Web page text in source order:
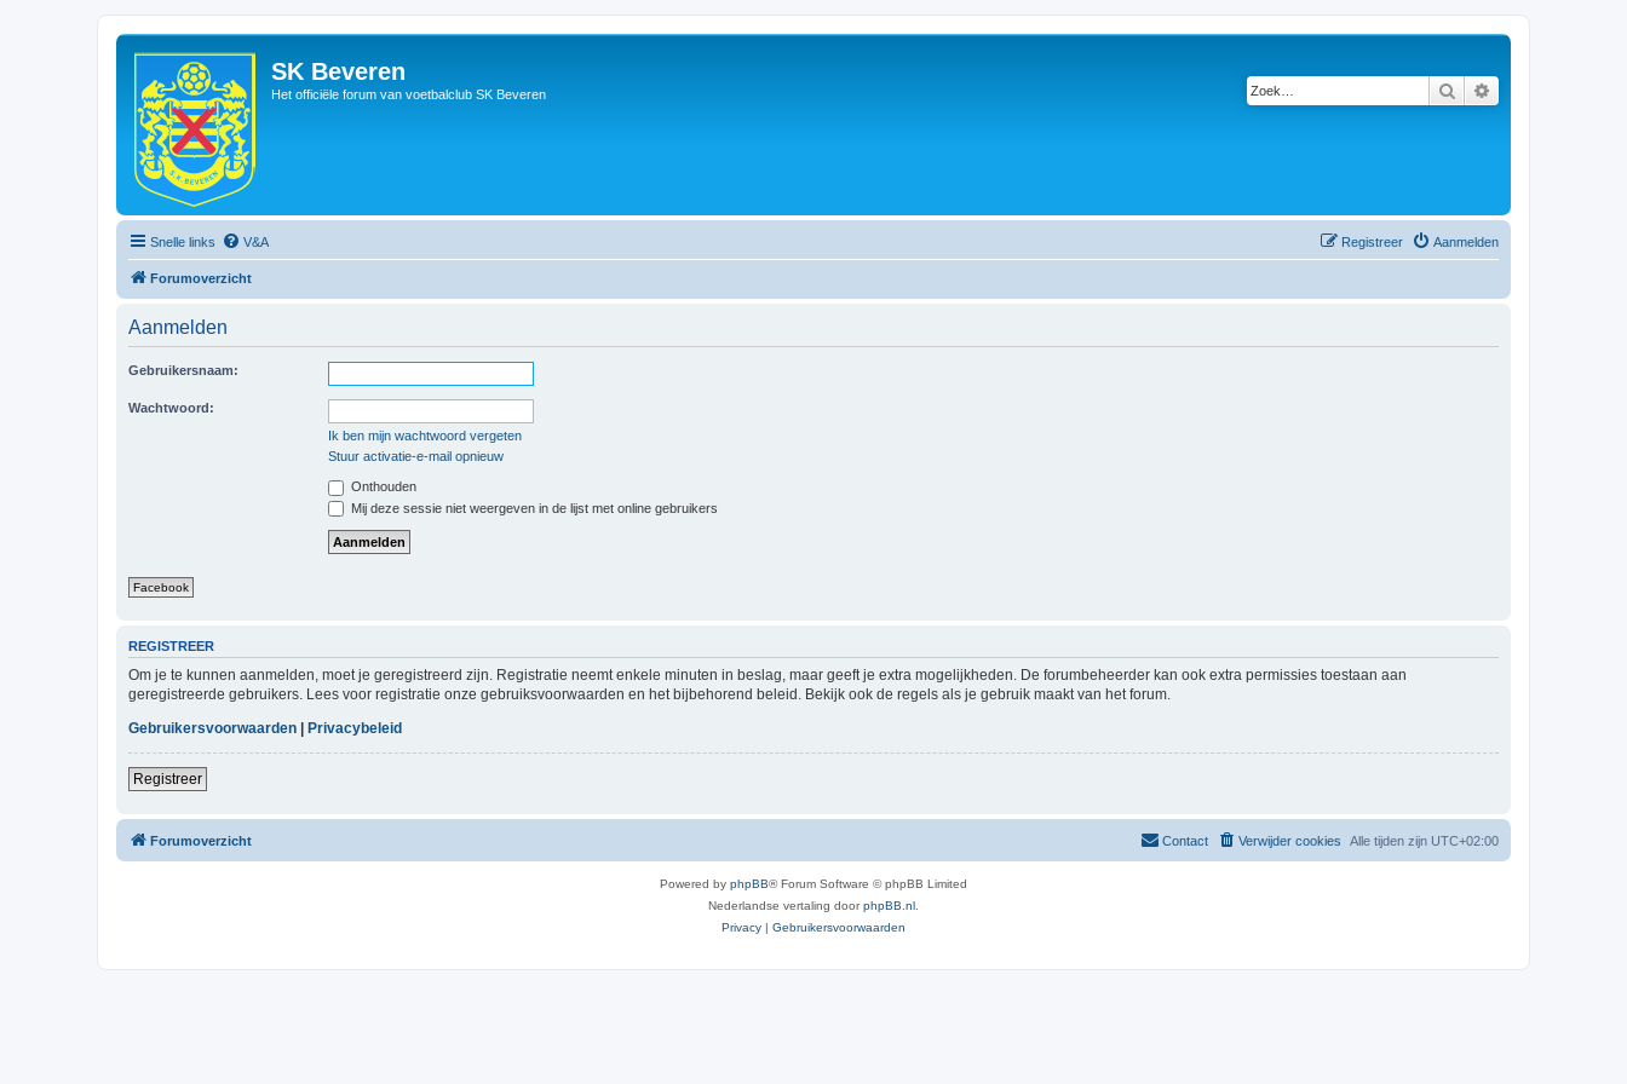
SK Beveren
Het officiële forum van voetbalclub SK Beveren Zoek
Snelle links V&A Aanmelden
Registreer
Forumoverzicht
Aanmelden
Gebruikersnaam:
Wachtwoord:
Ik ben mijn wachtwoord vergeten
Stuur activatie-e-mail opnieuw
Onthouden
Mij deze sessie niet weergeven in de lijst met online gebruikers
Facebook
REGISTREER
Om je te kunnen aanmelden, moet je geregistreerd zijn. Registratie neemt enkele minuten in beslag, maar geeft je extra mogelijkheden. De forumbeheerder kan ook extra permissies toestaan aan
geregistreerde gebruikers. Lees voor registratie onze gebruiksvoorwaarden en het bijbehorend beleid. Bekijk ook de regels als je gebruik maakt van het forum.
Gebruikersvoorwaarden | Privacybeleid
Registreer
Forumoverzicht Alle tijden zijn UTC+02:00
Verwijder cookies
Contact
Powered by phpBB® Forum Software © phpBB Limited
Nederlandse vertaling doorphpBB.nl
Privacy | Gebruikersvoorwaarden